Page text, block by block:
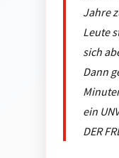
Jahre
Leute
sich
Dann
ein
DER